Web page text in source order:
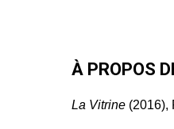
À PROPOS
La Vitrine (2016),